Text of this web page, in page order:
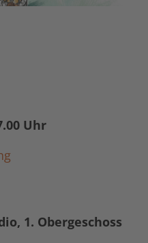
Uhr
1. Obergeschoss